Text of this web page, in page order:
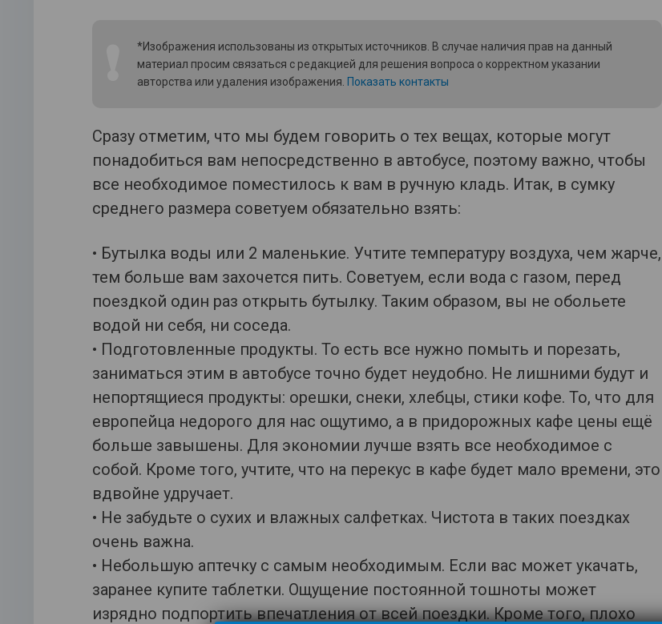
*Изображения использованы из открытых источников. В случае наличия прав на данный
материал просим связаться с редакцией для решения вопроса о корректном указании
авторства или удаления изображения. Показать контакты
Сразу отметим, что мы будем говорить о тех вещах, которые могут
понадобиться вам непосредственно в автобусе, поэтому важно, чтобы
все необходимое поместилось к вам в ручную кладь. Итак, в сумку
среднего размера советуем обязательно взять:
• Бутылка воды или 2 маленькие. Учтите температуру воздуха, чем жарче,
тем больше вам захочется пить. Советуем, если вода с газом, перед
поездкой один раз открыть бутылку. Таким образом, вы не обольете
водой ни себя, ни соседа.
• Подготовленные продукты. То есть все нужно помыть и порезать,
заниматься этим в автобусе точно будет неудобно. Не лишними будут и
непортящиеся продукты: орешки, снеки, хлебцы, стики кофе. То, что для
европейца недорого для нас ощутимо, а в придорожных кафе цены ещё
больше завышены. Для экономии лучше взять все необходимое с
собой. Кроме того, учтите, что на перекус в кафе будет мало времени, это
вдвойне удручает.
• Не забудьте о сухих и влажных салфетках. Чистота в таких поездках
очень важна.
• Небольшую аптечку с самым необходимым. Если вас может укачать,
заранее купите таблетки. Ощущение постоянной тошноты может
изрядно подпортить впечатления от всей поездки. Кроме того, плохо